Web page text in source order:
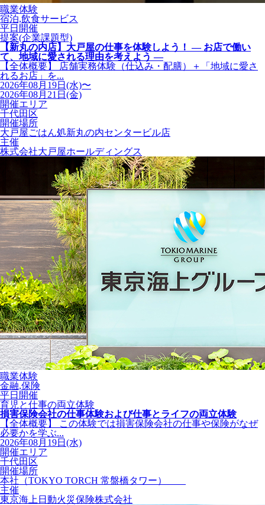
職業体験
宿泊,飲食サービス
平日開催
提案(企業課題型)
【新丸の内店】大戸屋の仕事を体験しよう！ ― お店で働い
て、地域に愛される理由を考えよう ―
【全体概要】 店舗実務体験（仕込み・配膳）＋「地域に愛さ
れるお店」を...
2026年08月19日(水)〜
2026年08月21日(金)
開催エリア
千代田区
開催場所
大戸屋ごはん処新丸の内センタービル店
主催
株式会社大戸屋ホールディングス
職業体験
金融,保険
平日開催
育児と仕事の両立体験
損害保険会社の仕事体験および仕事とライフの両立体験
【全体概要】 この体験では損害保険会社の仕事や保険がなぜ
必要かを学ぶ...
2026年08月19日(水)
開催エリア
千代田区
開催場所
本社（TOKYO TORCH 常盤橋タワー）
主催
東京海上日動火災保険株式会社